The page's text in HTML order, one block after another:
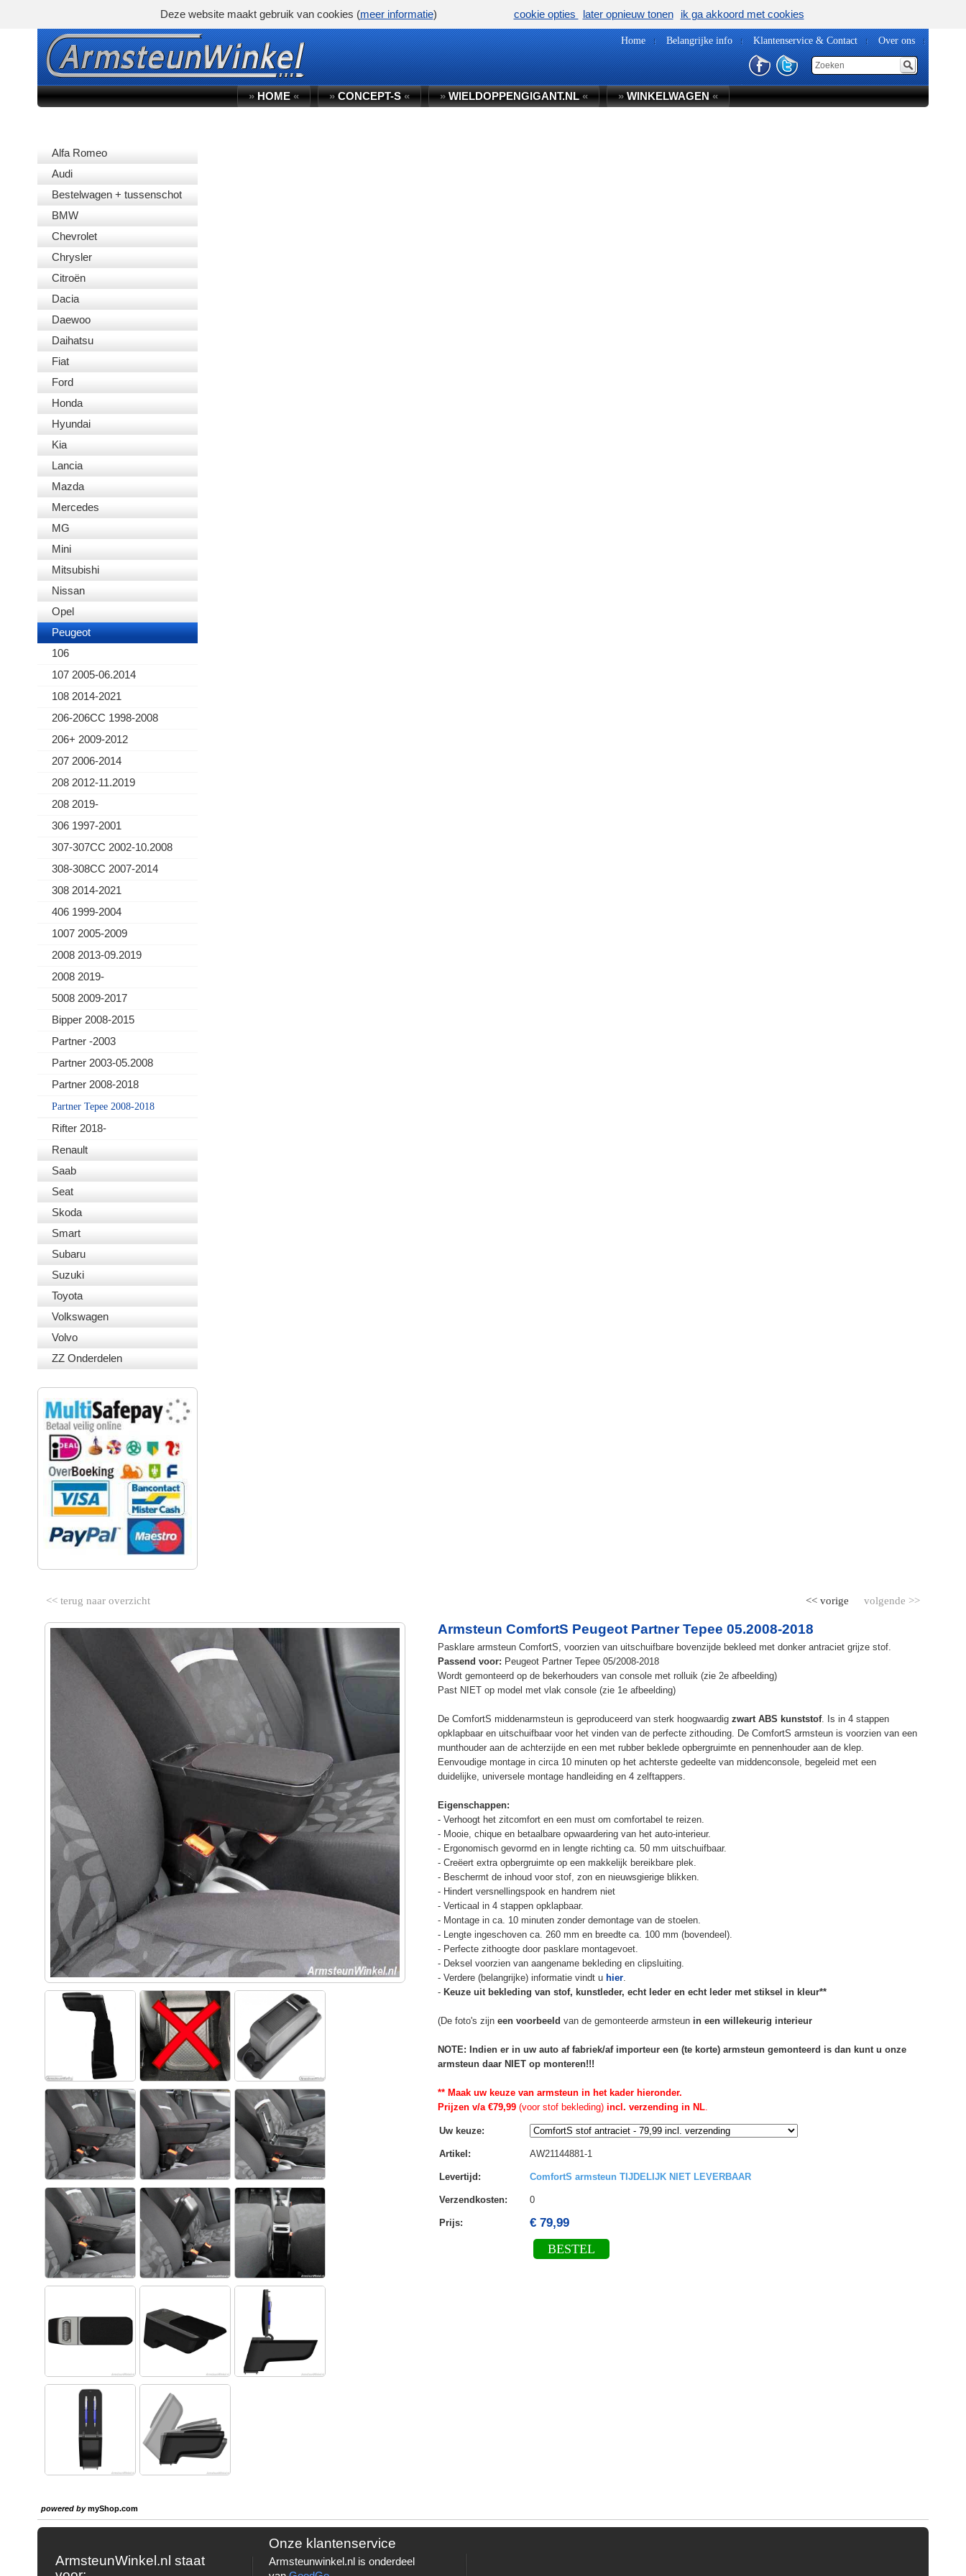
Home Belangrijke info Klantenservice & Contact Over ons
»HOME« »CONCEPT-S« »WIELDOPPENGIGANT.NL« »WINKELWAGEN«
Alfa Romeo
Audi
Bestelwagen + tussenschot
BMW
Chevrolet
Chrysler
Citroën
Dacia
Daewoo
Daihatsu
Fiat
Ford
Honda
Hyundai
Kia
Lancia
Mazda
Mercedes
MG
Mini
Mitsubishi
Nissan
Opel
Peugeot
106
107 2005-06.2014
108 2014-2021
206-206CC 1998-2008
206+ 2009-2012
207 2006-2014
208 2012-11.2019
208 2019-
306 1997-2001
307-307CC 2002-10.2008
308-308CC 2007-2014
308 2014-2021
406 1999-2004
1007 2005-2009
2008 2013-09.2019
2008 2019-
5008 2009-2017
Bipper 2008-2015
Partner -2003
Partner 2003-05.2008
Partner 2008-2018
Partner Tepee 2008-2018
Rifter 2018-
Renault
Saab
Seat
Skoda
Smart
Subaru
Suzuki
Toyota
Volkswagen
Volvo
ZZ Onderdelen
<< terug naar overzicht volgende >>
<< vorige
Armsteun ComfortS Peugeot Partner Tepee 05.2008-2018
Pasklare armsteun ComfortS, voorzien van uitschuifbare bovenzijde bekleed met donker antraciet grijze stof.
Passend voor: Peugeot Partner Tepee 05/2008-2018
Wordt gemonteerd op de bekerhouders van console met rolluik (zie 2e afbeelding)
Past NIET op model met vlak console (zie 1e afbeelding)
De ComfortS middenarmsteun is geproduceerd van sterk hoogwaardig zwart ABS kunststof. Is in 4 stappen
opklapbaar en uitschuifbaar voor het vinden van de perfecte zithouding. De ComfortS armsteun is voorzien van een
munthouder aan de achterzijde en een met rubber beklede opbergruimte en pennenhouder aan de klep.
Eenvoudige montage in circa 10 minuten op het achterste gedeelte van middenconsole, begeleid met een
duidelijke, universele montage handleiding en 4 zelftappers.
Eigenschappen:
- Verhoogt het zitcomfort en een must om comfortabel te reizen.
- Mooie, chique en betaalbare opwaardering van het auto-interieur.
- Ergonomisch gevormd en in lengte richting ca. 50 mm uitschuifbaar.
- Creëert extra opbergruimte op een makkelijk bereikbare plek.
- Beschermt de inhoud voor stof, zon en nieuwsgierige blikken.
- Hindert versnellingspook en handrem niet
- Verticaal in 4 stappen opklapbaar.
- Montage in ca. 10 minuten zonder demontage van de stoelen.
- Lengte ingeschoven ca. 260 mm en breedte ca. 100 mm (bovendeel).
- Perfecte zithoogte door pasklare montagevoet.
- Deksel voorzien van aangename bekleding en clipsluiting.
- Verdere (belangrijke) informatie vindt u hier.
- Keuze uit bekleding van stof, kunstleder, echt leder en echt leder met stiksel in kleur**
(De foto's zijn een voorbeeld van de gemonteerde armsteun in een willekeurig interieur
NOTE: Indien er in uw auto af fabriek/af importeur een (te korte) armsteun gemonteerd is dan kunt u onze
armsteun daar NIET op monteren!!!
** Maak uw keuze van armsteun in het kader hieronder.
Prijzen v/a €79,99(voor stof bekleding)incl. verzending in NL.
Uw keuze:
Artikel : AW21144881-1
Levertijd : ComfortS armsteun TIJDELIJK NIET LEVERBAAR
Verzendkosten: 0
Prijs: € 79,99
BESTEL
powered bymyShop.com
ArmsteunWinkel.nl staat
Onze klantenservice
Armsteunwinkel.nl is onderdeel
Deze website maakt gebruik van cookies (meer informatie) cookie opties later opnieuw tonen ik ga akkoord met cookies